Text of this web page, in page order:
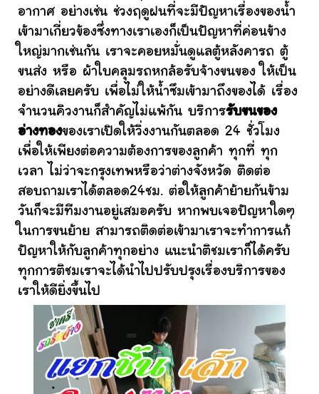
อากาศ อย่างเช่น ช่วงฤดูฝนที่จะมีปัญหาเรื่องของน้ำ
เข้ามาเกี่ยวข้องซึ่งทางเราเองก็เป็นปัญหาที่ค่อนข้าง
ใหญ่มากเช่นกัน เราจะคอยหมั่นดูแลตู้หลังคารถ ตู้
ขนส่ง หรือ ผ้าใบคลุมรถหกล้อรับจ้างขนของ ให้เป็น
อย่างดีเลยครับ เพื่อไม่ให้น้ำซึมเข้ามาถึงของได้ เรื่อง
จำนวนคิวงานก็สำคัญไม่แพ้กัน บริการรับขนของ
อ่างทองของเราเปิดให้วิ่งงานกันตลอด 24 ชั่วโมง
เพื่อให้เพียงต่อความต้องการของลูกค้า ทุกที่ ทุก
เวลา ไม่ว่าจะกรุงเทพหรือว่าต่างจังหวัด ติดต่อ
สอบถามเราได้ตลอด24ชม. ต่อให้ลูกค้าย้ายกันข้าม
วันก็จะมีทีมงานอยู่เสมอครับ หากพบเจอปัญหาใดๆ
ในการขนย้าย สามารถติดต่อเข้ามาเราจะทำการแก้
ปัญหาให้กับลูกค้าทุกอย่าง แนะนำติชมเราก็ได้ครับ
ทุกการติชมเราจะได้นำไปปรับปรุงเรื่องบริการของ
เราให้ดียิ่งขึ้นไป